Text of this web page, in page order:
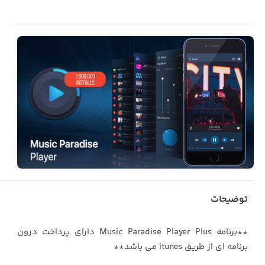
توضیحات
**برنامه Music Paradise Player Plus دارای پرداخت درون
برنامه ای از طریق itunes می باشد**